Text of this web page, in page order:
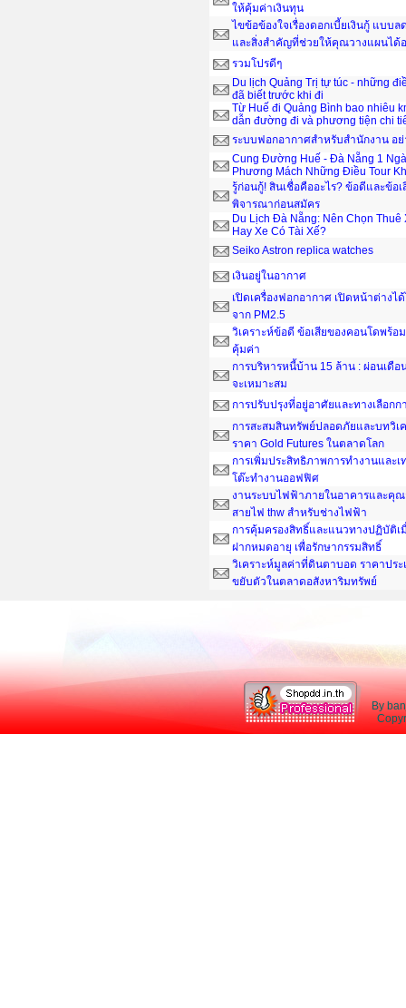
ให้คุ้มค่าเงินทุน
ไขข้อข้องใจเรื่องดอกเบี้ยเงินกู้ แบบ
และสิ่งสำคัญที่ช่วยให้คุณวางแผนได้
รวมโปรดีๆ
Du lịch Quảng Trị tự túc - những
đã biết trước khi đi
Từ Huế đi Quảng Bình bao nhiêu
dẫn đường đi và phương tiện chi
ระบบฟอกอากาศสำหรับสำนักงาน อ
Cung Đường Huế - Đà Nẵng 1
Phương Mách Những Điều Tour
รู้ก่อนกู้! สินเชื่อคืออะไร? ข้อดีและข้อ
พิจารณาก่อนสมัคร
Du Lịch Đà Nẵng: Nên Chọn Thuê
Hay Xe Có Tài Xế?
Seiko Astron replica watches
เงินอยู่ในอากาศ
เปิดเครื่องฟอกอากาศ เปิดหน้าต่างไ
จาก PM2.5
วิเคราะห์ข้อดี ข้อเสียของคอนโดพร้อ
คุ้มค่า
การบริหารหนี้บ้าน 15 ล้าน : ผ่อนเดือ
จะเหมาะสม
การปรับปรุงที่อยู่อาศัยและทางเลือก
การสะสมสินทรัพย์ปลอดภัยและบทวิเ
ราคา Gold Futures ในตลาดโลก
การเพิ่มประสิทธิภาพการทำงานและ
โต๊ะทํางานออฟฟิศ
งานระบบไฟฟ้าภายในอาคารและคุ
สายไฟ thw สำหรับช่างไฟฟ้า
การคุ้มครองสิทธิ์และแนวทางปฏิบัติ
ฝากหมดอายุ เพื่อรักษากรรมสิทธิ์
วิเคราะห์มูลค่าที่ดินตาบอด ราคาประ
ขยับตัวในตลาดอสังหาริมทรัพย์
By